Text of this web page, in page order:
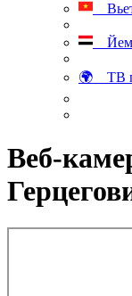
🌍 ТВ
Веб-